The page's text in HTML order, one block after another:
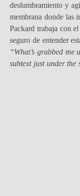
deslumbramiento y
membrana donde las
Packard trabaja con
seguro de entender
“What’s grabbed me
subtext just under